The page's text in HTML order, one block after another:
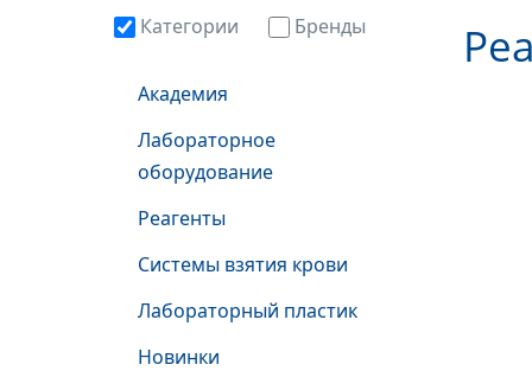
Категории Бренды
Академия
Лабораторное
оборудование
Реагенты
Системы взятия крови
Лабораторный пластик
Новинки